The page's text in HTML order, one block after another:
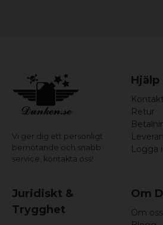
Vi ger dig ett personligt
bemötande och snabb
service, kontakta oss!
Hjälp
Kontakt
Retur
Logga
Juridiskt &
Trygghet
Om
Om oss